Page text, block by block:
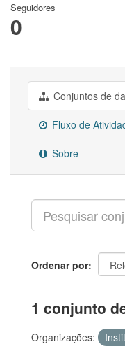
Seguidores
0
Conjuntos de
Fluxo de
Sobre
Ordenar por
1 conjunto
Organizações: